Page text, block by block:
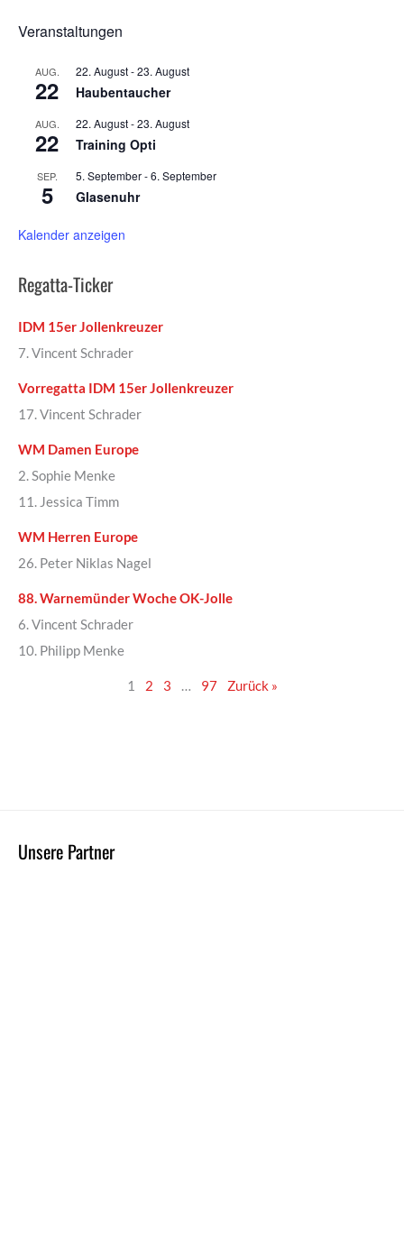
Veranstaltungen
AUG.
22
22. August-23. August
Haubentaucher
AUG.
22
22. August-23. August
Training Opti
SEP.
5
5. September-6. September
Glasenuhr
Kalender anzeigen
Regatta-Ticker
IDM 15er Jollenkreuzer
7. Vincent Schrader
Vorregatta IDM 15er Jollenkreuzer
17. Vincent Schrader
WM Damen Europe
2. Sophie Menke
11. Jessica Timm
WM Herren Europe
26. Peter Niklas Nagel
88. Warnemünder Woche OK-Jolle
6. Vincent Schrader
10. Philipp Menke
1 2 3 … 97 Zurück »
Unsere Partner